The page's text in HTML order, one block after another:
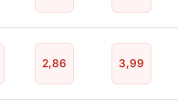
2,86 3,99